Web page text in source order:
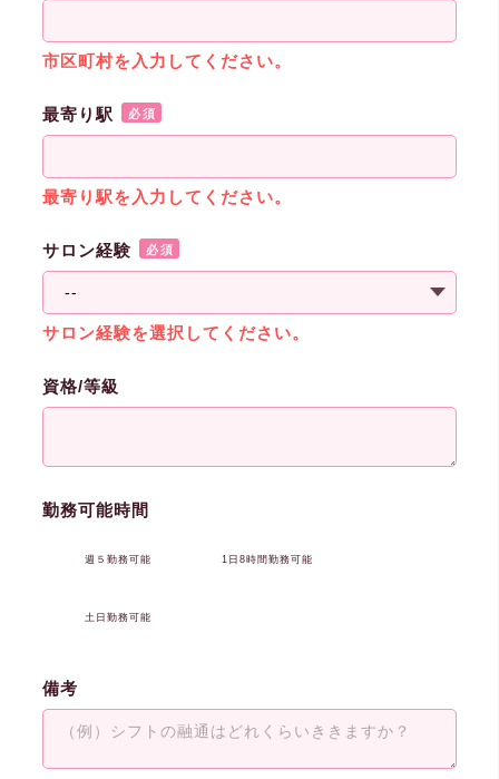
市区町村を入力してください。
最寄り駅 必須
最寄り駅を入力してください。
サロン経験 必須
サロン経験を選択してください。
資格/等級
勤務可能時間
週５勤務可能 1日8時間勤務可能
土日勤務可能
備考